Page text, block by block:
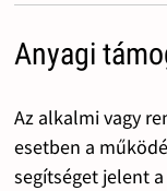
Anyagi
Az alkalmi vagy
esetben a
segítséget jelent